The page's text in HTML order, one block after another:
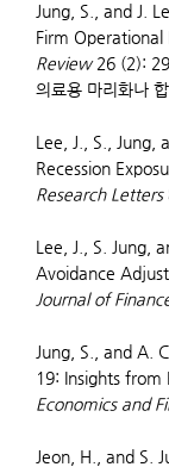
Jung, S., and J.
Firm Operational
Review26 (2):
의료용 마리화나
Lee, J., S., Jung,
Recession
Research Letters
Lee, J., S. Jung,
Avoidance
Journal of
Jung, S., and A.
19: Insights from
Economics and
Jeon, H., and S.